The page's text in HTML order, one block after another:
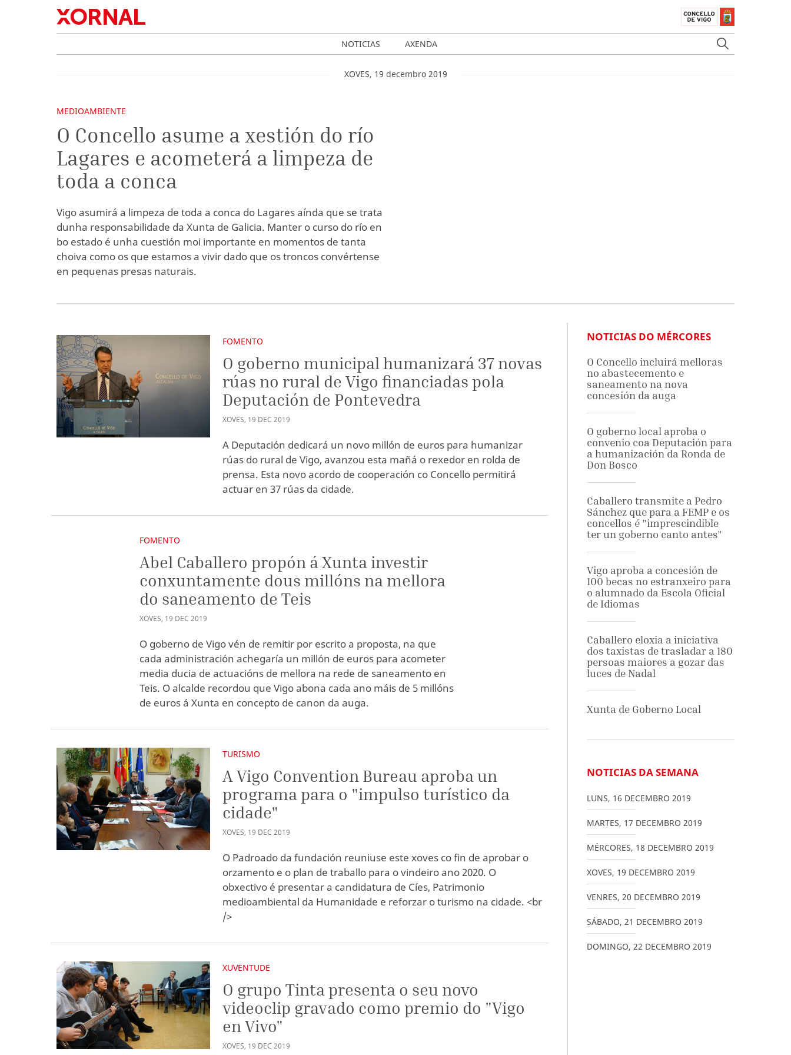
NOTICIAS AXENDA
XOVES, 19 decembro 2019
MEDIOAMBIENTE
O Concello asume a xestión do río
Lagares e acometerá a limpeza de
toda a conca
Vigo asumirá a limpeza de toda a conca do Lagares aínda que se trata
dunha responsabilidade da Xunta de Galicia. Manter o curso do río en
bo estado é unha cuestión moi importante en momentos de tanta
choiva como os que estamos a vivir dado que os troncos convértense
en pequenas presas naturais.
FOMENTO
O goberno municipal humanizará 37 novas
rúas no rural de Vigo financiadas pola
Deputación de Pontevedra
XOVES, 19 DEC 2019
A Deputación dedicará un novo millón de euros para humanizar
rúas do rural de Vigo, avanzou esta mañá o rexedor en rolda de
prensa. Esta novo acordo de cooperación co Concello permitirá
actuar en 37 rúas da cidade.
FOMENTO
Abel Caballero propón á Xunta investir
conxuntamente dous millóns na mellora
do saneamento de Teis
XOVES, 19 DEC 2019
O goberno de Vigo vén de remitir por escrito a proposta, na que
cada administración achegaría un millón de euros para acometer
media ducia de actuacións de mellora na rede de saneamento en
Teis. O alcalde recordou que Vigo abona cada ano máis de 5 millóns
de euros á Xunta en concepto de canon da auga.
TURISMO
A Vigo Convention Bureau aproba un
programa para o "impulso turístico da
cidade"
XOVES, 19 DEC 2019
O Padroado da fundación reuniuse este xoves co fin de aprobar o
orzamento e o plan de traballo para o vindeiro ano 2020. O
obxectivo é presentar a candidatura de Cíes, Patrimonio
medioambiental da Humanidade e reforzar o turismo na cidade. <br
/>
XUVENTUDE
O grupo Tinta presenta o seu novo
videoclip gravado como premio do "Vigo
en Vivo"
XOVES, 19 DEC 2019
NOTICIAS DO MÉRCORES
O Concello incluirá melloras
no abastecemento e
saneamento na nova
concesión da auga
O goberno local aproba o
convenio coa Deputación para
a humanización da Ronda de
Don Bosco
Caballero transmite a Pedro
Sánchez que para a FEMP e os
concellos é "imprescindible
ter un goberno canto antes"
Vigo aproba a concesión de
100 becas no estranxeiro para
o alumnado da Escola Oficial
de Idiomas
Caballero eloxia a iniciativa
dos taxistas de trasladar a 180
persoas maiores a gozar das
luces de Nadal
Xunta de Goberno Local
NOTICIAS DA SEMANA
LUNS, 16 DECEMBRO 2019
MARTES, 17 DECEMBRO 2019
MÉRCORES, 18 DECEMBRO 2019
XOVES, 19 DECEMBRO 2019
VENRES, 20 DECEMBRO 2019
SÁBADO, 21 DECEMBRO 2019
DOMINGO, 22 DECEMBRO 2019